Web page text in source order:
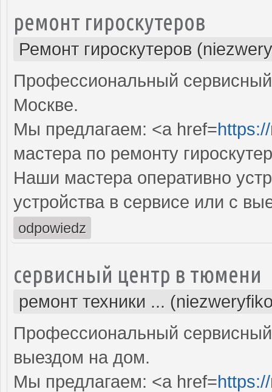
ремонт гироскутеров
Ремонт гироскутеров
Профессиональный сервисный
Москве.
Мы предлагаем: <a href=
мастера по ремонту
Наши мастера оперативно
устройства в сервисе или с
odpowiedz
сервисный центр в тюмени
ремонт техники ...
Профессиональный
выездом на дом.
Мы предлагаем: <a href=